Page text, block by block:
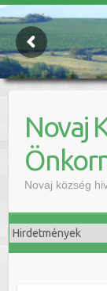
Novaj
Novaj község